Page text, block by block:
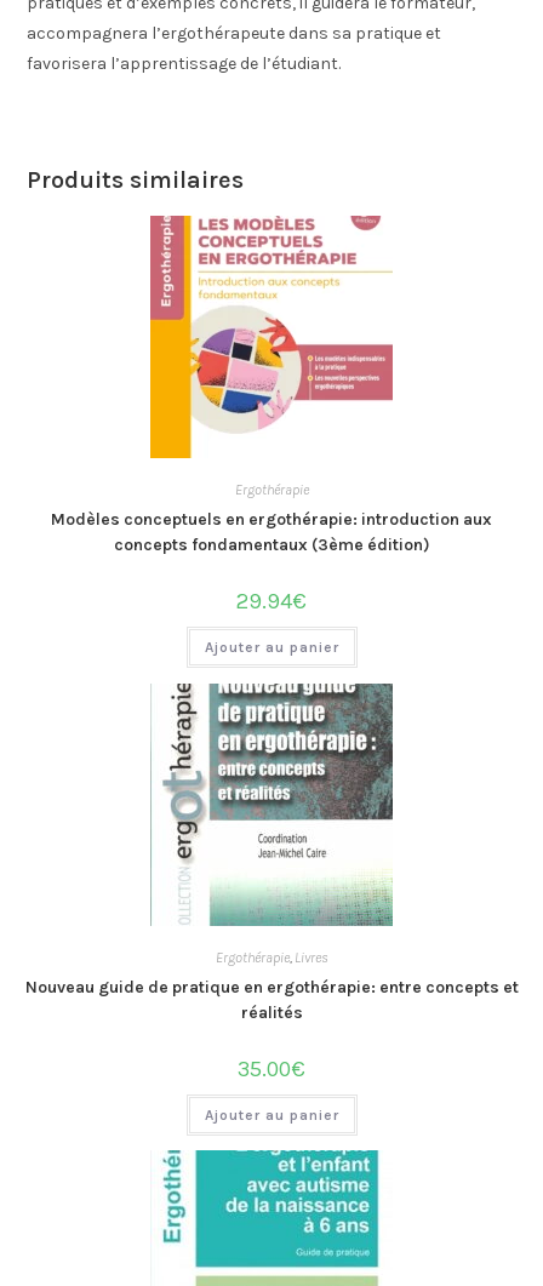
accompagnera l’ergothérapeute dans sa pratique et
favorisera l’apprentissage de l’étudiant.
Produits similaires
Ergothérapie
Modèles conceptuels en ergothérapie: introduction aux
concepts fondamentaux (3ème édition)
29.94€
Ajouter au panier
Ergothérapie, Livres
Nouveau guide de pratique en ergothérapie: entre concepts et
réalités
35.00€
Ajouter au panier